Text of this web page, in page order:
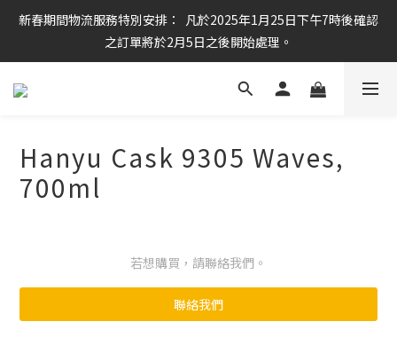
任何酒款買滿6枝或滿$800元即可免運費
新春期間物流服務特別安排：  凡於2025年1月25日下午7時後確認
之訂單將於2月5日之後開始處理。
任何酒款買滿6枝或滿$800元即可免運費
Hanyu Cask 9305 Waves,
700ml
若想購買，請聯絡我們。
聯絡我們